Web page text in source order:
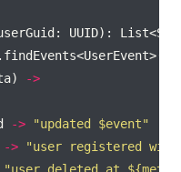
->
-> "updated $event"
->
"user registered